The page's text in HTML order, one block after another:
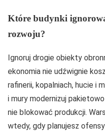
Które budynki
rozwoju?
Ignoruj drogie obiekty
ekonomia nie udźwignie
rafinerii, kopalniach, hucie i
i mury modernizuj
nie blokować produkcji.
wtedy, gdy planujesz